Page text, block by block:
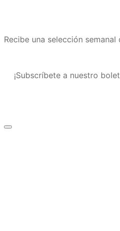
Recibe una selección
¡Subscríbete a nuestro